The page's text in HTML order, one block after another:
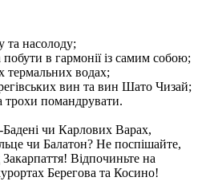
та насолоду;
в гармонії із самим собою;
термальних водах;
вин та вин Шато Чизай;
трохи помандрувати.
чи Карлових Варах,
чи Балатон? Не поспішайте,
Відпочиньте на
Берегова та Косино!